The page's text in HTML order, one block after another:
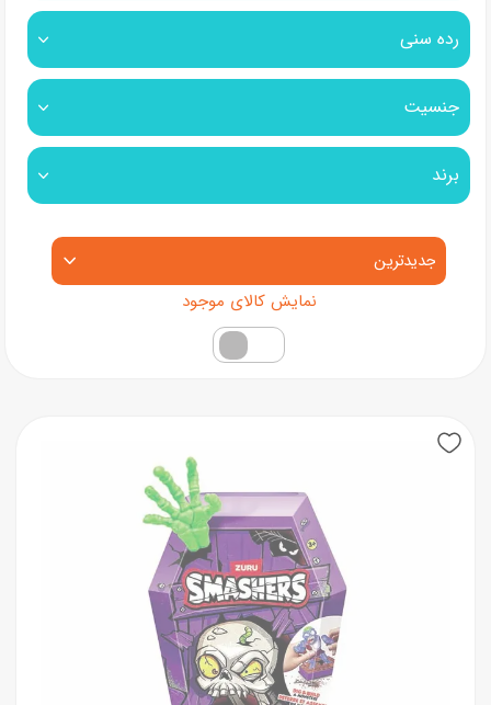
رده سنی
جنسیت
برند
مرتب‌سازی محصولات